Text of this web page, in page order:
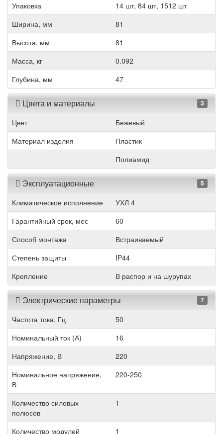
Упаковка
14 шт, 84 шт, 1512 шт
Ширина, мм
81
Высота, мм
81
Масса, кг
0.092
Глубина, мм
47
Цвета и материалы 3
Цвет
Бежевый
Материал изделия
Пластик
Полиамид
Эксплуатационные 5
Климатическое исполнение
УХЛ 4
Гарантийный срок, мес
60
Способ монтажа
Встраиваемый
Степень защиты
IP44
Крепление
В распор и на шурупах
Электрические параметры 7
Частота тока, Гц
50
Номинальный ток (А)
16
Напряжение, В
220
Номинальное напряжение,
В
220-250
Количество силовых
полюсов
1
Количество модулей 1